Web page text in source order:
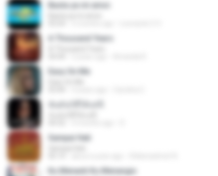
Basta ya mi amor.
A Thousand Years
Easy On Me
Sampai Hati
Ku Menanti Ku Menangis